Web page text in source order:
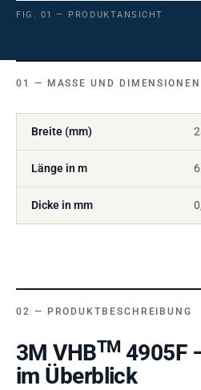
FIG. 01 — PRODUKTANSICHT
MASSE UND DIMENSIONEN
Breite (mm)
Länge in m
Dicke in mm
PRODUKTBESCHREIBUNG
3M VHBTM 4905F
im Überblick